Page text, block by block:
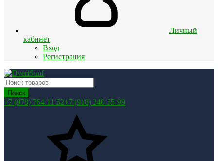
Личный
кабинет
Вход
Регистрация
Поиск
+7 (978) 764-11-52+7 (918) 340-55-99